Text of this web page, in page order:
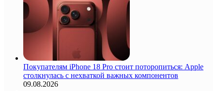
Покупателям iPhone 18 Pro стоит поторопиться: Apple
столкнулась с нехваткой важных компонентов
09.08.2026